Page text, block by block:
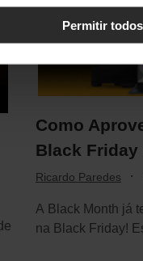
Permitir todos
Como
Black Friday
Ricardo Paredes ·
A Black Month já
na Black Friday!